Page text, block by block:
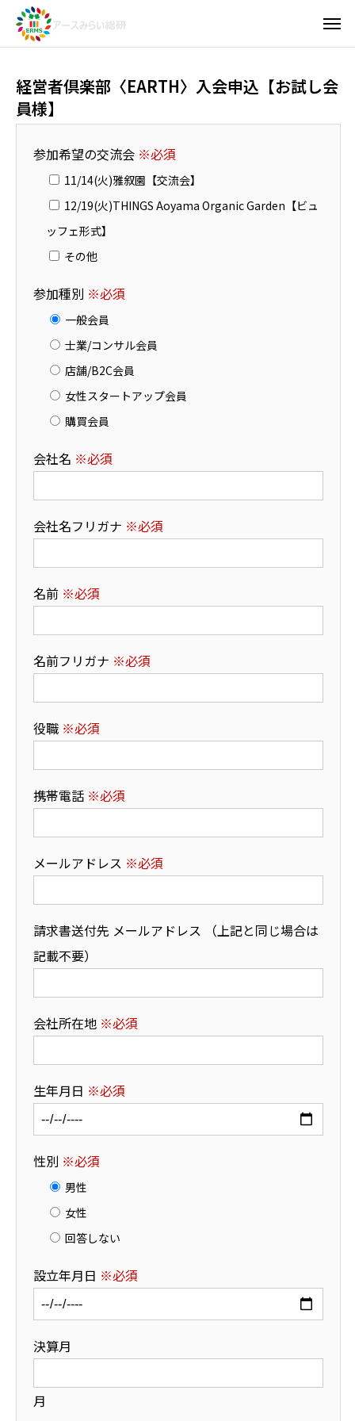
経営者倶楽部〈EARTH〉入会申込【お試し会
員様】
参加希望の交流会 ※必須
11/14(火)雅叙園【交流会】
12/19(火)THINGS Aoyama Organic Garden【ビュ
ッフェ形式】
その他
参加種別 ※必須
一般会員
士業/コンサル会員
店舗/B2C会員
女性スタートアップ会員
購買会員
会社名 ※必須
会社名フリガナ ※必須
名前 ※必須
名前フリガナ ※必須
役職 ※必須
携帯電話 ※必須
メールアドレス ※必須
請求書送付先 メールアドレス （上記と同じ場合は
記載不要）
会社所在地 ※必須
生年月日 ※必須
性別 ※必須
男性
女性
回答しない
設立年月日 ※必須
決算月
月